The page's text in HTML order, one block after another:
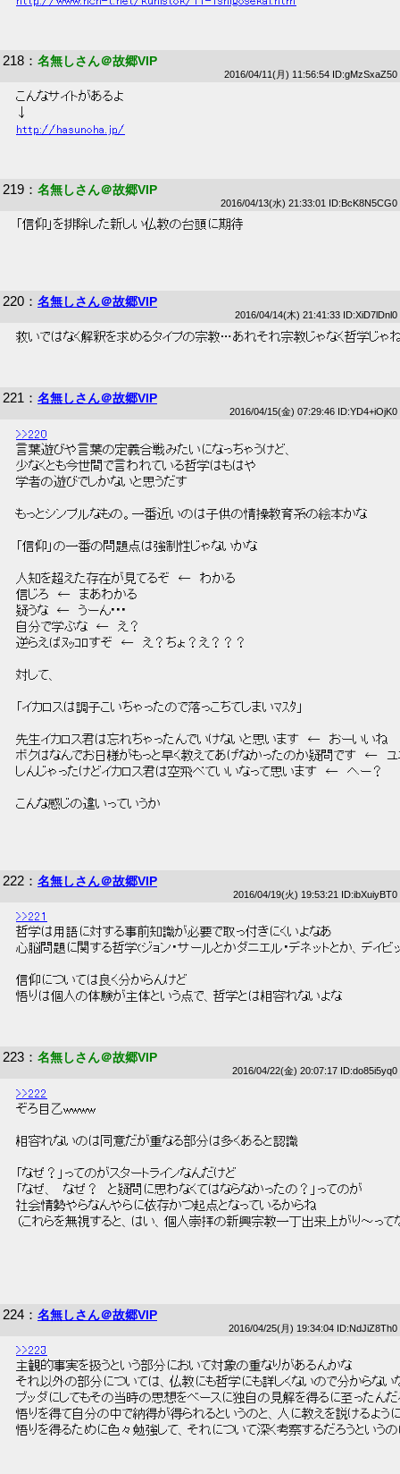
218 ： 名無しさん＠故郷VIP
2016/04/11(月) 11:56:54 ID:gMzSxaZ50
こんなサイトがあるよ
↓
http://hasunoha.jp/
219 ： 名無しさん＠故郷VIP
2016/04/13(水) 21:33:01 ID:BcK8N5CG0
「信仰」を排除した新しい仏教の台頭に期待
220 ： 名無しさん＠故郷VIP
2016/04/14(木) 21:41:33 ID:XiD7lDnl0
救いではなく解釈を求めるタイプの宗教…あれそれ宗教じゃなく哲学じゃ
221 ： 名無しさん＠故郷VIP
2016/04/15(金) 07:29:46 ID:YD4+iOjK0
>>220
言葉遊びや言葉の定義合戦みたいになっちゃうけど、
少なくとも今世間で言われている哲学はもはや
学者の遊びでしかないと思うだす
もっとシンプルなもの。一番近いのは子供の情操教育系の絵本かな
「信仰」の一番の問題点は強制性じゃないかな
人知を超えた存在が見てるぞ　←　わかる
信じろ　←　まあわかる
疑うな　←　うーん･･･
自分で学ぶな　←　え？
逆らえばﾇｯｺﾛすぞ　←　え？ちょ？え？？？
対して、
「イカロスは調子こいちゃったので落っこちてしまいﾏｽﾀ」
先生イカロス君は忘れちゃったんでいけないと思います　←　おーいいね
ボクはなんでお日様がもっと早く教えてあげなかったのか疑問です　←　
しんじゃったけどイカロス君は空飛べていいなって思います　←　へー？
こんな感じの違いっていうか
222 ： 名無しさん＠故郷VIP
2016/04/19(火) 19:53:21 ID:ibXuiyBT0
>>221
哲学は用語に対する事前知識が必要で取っ付きにくいよなあ
心脳問題に関する哲学(ジョン・サールとかダニエル・デネットとか、デイ
信仰については良く分からんけど
悟りは個人の体験が主体という点で、哲学とは相容れないよな
223 ： 名無しさん＠故郷VIP
2016/04/22(金) 20:07:17 ID:do85i5yq0
>>222
ぞろ目乙wwww
相容れないのは同意だが重なる部分は多くあると認識
「なぜ？」ってのがスタートラインなんだけど
「なぜ、　なぜ？　と疑問に思わなくてはならなかったの？」ってのが
社会情勢やらなんやらに依存かつ起点となっているからね
（これらを無視すると、はい、個人崇拝の新興宗教一丁出来上がり～って
224 ： 名無しさん＠故郷VIP
2016/04/25(月) 19:34:04 ID:NdJiZ8Th0
>>223
主観的事実を扱うという部分において対象の重なりがあるんかな
それ以外の部分については、仏教にも哲学にも詳しくないので分からない
ブッダにしてもその当時の思想をベースに独自の見解を得るに至ったん
悟りを得て自分の中で納得が得られるというのと、人に教えを説けるよう
悟りを得るために色々勉強して、それについて深く考察するだろうという